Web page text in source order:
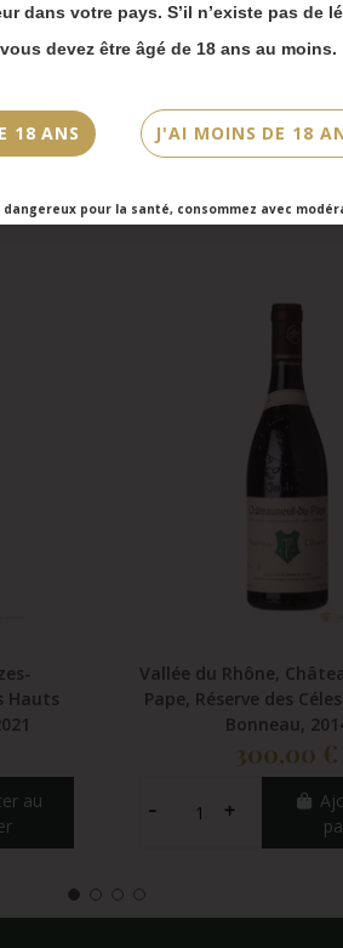
dans votre pays. S’il n’existe pas de
devez être âgé de 18 ans au moins.
18 ANS J'AI MOINS DE 18
pour la santé, consommez avec
Hauts
au
Vallée du Rhône,
Pape, Réserve des
Bonneau,
300,00 €
compte :
reprendront à partir du 31
seront disponibles à